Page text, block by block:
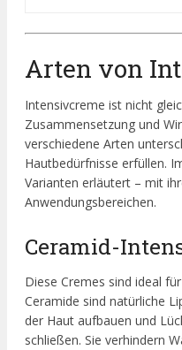
Arten von
Intensivcreme ist nicht
Zusammensetzung und
verschiedene Arten
Hautbedürfnisse erfüllen.
Varianten erläutert – mit
Anwendungsbereichen.
Ceramid-
Diese Cremes sind ideal
Ceramide sind natürliche
der Haut aufbauen und
schließen. Sie verhindern